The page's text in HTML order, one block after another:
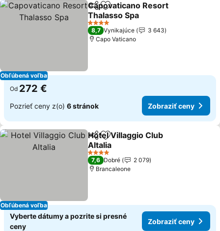
Obľúbená voľba
ZdieľaťPridať do obľúbených
Capovaticano Resort
Thalasso Spa
Zobraziť ceny
4 Počet hviezdičiek
8,7 Vynikajúce
3 643
Capo Vaticano
Od 272 €
Pozrieť ceny z(o) 6 stránok Zobraziť ceny
Obľúbená voľba
ZdieľaťPridať do obľúbených
Hotel Villaggio Club
Altalia
Zobraziť ceny
4 Počet hviezdičiek
7,6 Dobré
2 079
Brancaleone
Vyberte dátumy a pozrite si presné
ceny
Zobraziť ceny